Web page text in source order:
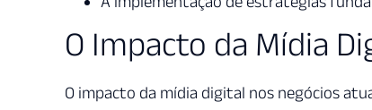
O Impacto da Mídia
O impacto da mídia digital nos negócios